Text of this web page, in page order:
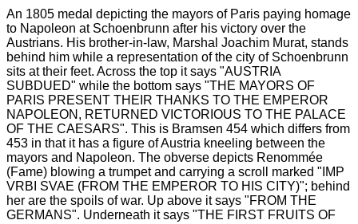
An 1805 medal depicting the mayors of Paris paying homage
to Napoleon at Schoenbrunn after his victory over the
Austrians. His brother-in-law, Marshal Joachim Murat, stands
behind him while a representation of the city of Schoenbrunn
sits at their feet. Across the top it says "AUSTRIA
SUBDUED" while the bottom says "THE MAYORS OF
PARIS PRESENT THEIR THANKS TO THE EMPEROR
NAPOLEON, RETURNED VICTORIOUS TO THE PALACE
OF THE CAESARS". This is Bramsen 454 which differs from
453 in that it has a figure of Austria kneeling between the
mayors and Napoleon. The obverse depicts Renommée
(Fame) blowing a trumpet and carrying a scroll marked "IMP
VRBI SVAE (FROM THE EMPEROR TO HIS CITY)"; behind
her are the spoils of war. Up above it says "FROM THE
GERMANS". Underneath it says "THE FIRST FRUITS OF